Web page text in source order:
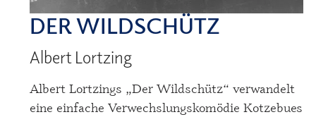
DER WILDSCHÜTZ
Albert Lortzing
Albert Lortzings „Der Wildschütz“ verwandelt
eine einfache Verwechslungskomödie Kotzebues